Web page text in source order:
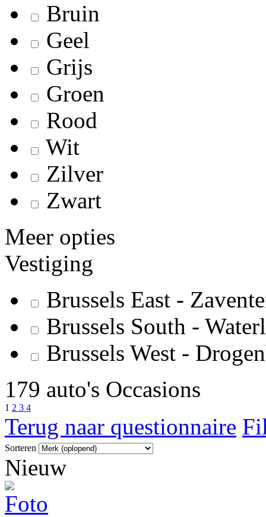
Bruin
Geel
Grijs
Groen
Rood
Wit
Zilver
Zwart
Meer opties
Vestiging
Brussels East -
Brussels South -
Brussels West -
179 auto's Occasions
1 2 3 4
Terug naar questionnaire
Sorteren
Nieuw